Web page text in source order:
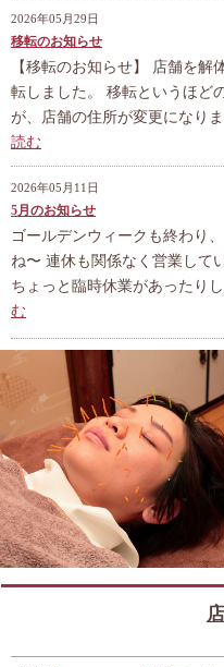
2026年05月29日
移転のお知らせ
【移転のお知らせ】 店舗を解
転しました。 移転というほど
が、店舗の住所が変更になり
読む
2026年05月11日
5月のお知らせ
ゴールデンウィークも終わり
ね〜 連休も関係なく営業して
ちょっと臨時休業があったり
む